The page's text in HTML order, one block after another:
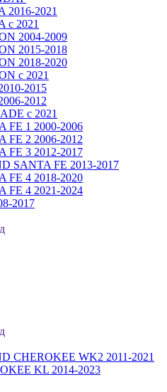
2016-2021
с 2021
2004-2009
2015-2018
2018-2020
с 2021
2015
2012
с 2021
FE 1 2000-2006
FE 2 2006-2012
FE 3 2012-2017
SANTA FE 2013-2017
FE 4 2018-2020
FE 4 2021-2024
2017
CHEROKEE WK2 2011-2021
KL 2014-2023